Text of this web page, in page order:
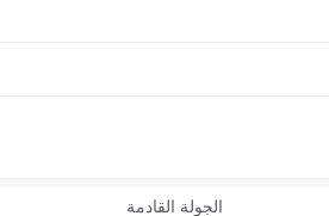
الجولة القادمة